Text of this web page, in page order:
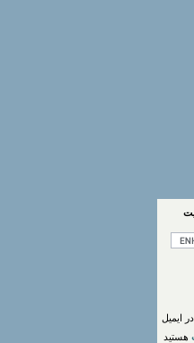
ایمیل
هستید